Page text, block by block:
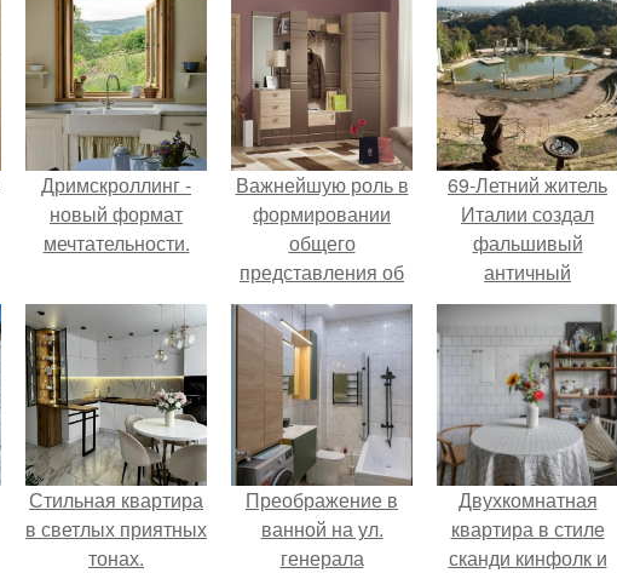
Дримскроллинг -
новый формат
мечтательности.
Важнейшую роль в
формировании
общего
представления об
интерьере какого-
либо помещения
играет прихожая.
69-Летний житель
Италии создал
фальшивый
античный
амфитеатр и
долгое время
успешно выдавал
его за настоящее
историческое
наследие.
Стильная квартира
в светлых приятных
тонах.
Преображение в
ванной на ул.
генерала
Двухкомнатная
квартира в стиле
сканди кинфолк и